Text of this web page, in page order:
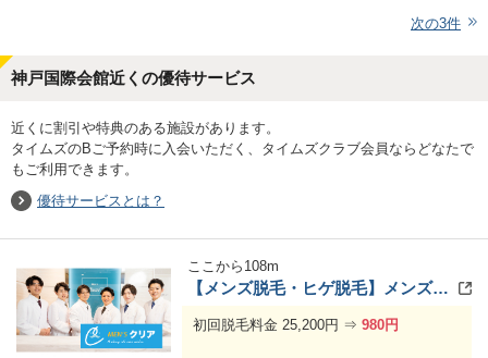
次の3件
神戸国際会館近くの優待サービス
近くに割引や特典のある施設があります。
タイムズのBご予約時に入会いただく、タイムズクラブ会員ならどなたで
もご利用できます。
優待サービスとは？
ここから 108m
【メンズ脱毛・ヒゲ脱毛】メンズクリア 神戸三宮店
初回脱毛料金 25,200円 ⇒ 980円